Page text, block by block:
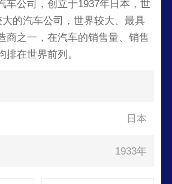
车公司，创立于1937年日本，世
的汽车公司，世界较大、最具
商之一，在汽车的销售量、销售
排在世界前列。
日本
1933年